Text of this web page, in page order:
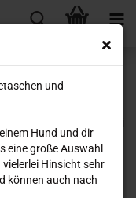
und
Hund und dir
eine große Auswahl
Hinsicht sehr
können auch nach
/